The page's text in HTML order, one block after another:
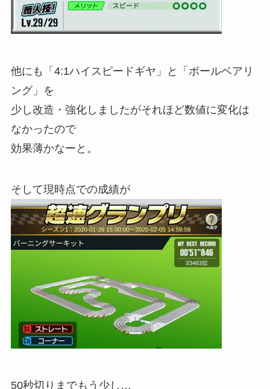
他にも「4:1ハイスピードギヤ」と「ボールベアリ
ング」を
少し改造・強化しましたがそれほど数値に変化は
なかったので
効果薄かなーと。
そして現時点での成績が
50秒切りまでもう少し…